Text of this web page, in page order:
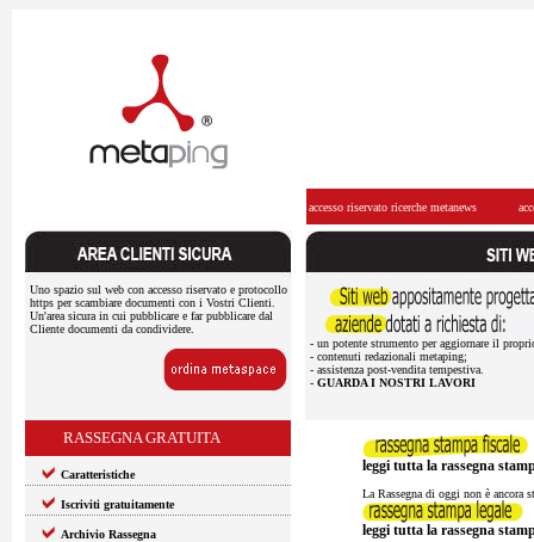
accesso riservato ricerche metanews
Uno spazio sul web con accesso riservato e protocollo
https per scambiare documenti con i Vostri Clienti.
Un'area sicura in cui pubblicare e far pubblicare dal
Cliente documenti da condividere.
- un potente strumento per aggiornare il
- contenuti redazionali metaping;
- assistenza post-vendita tempestiva.
- GUARDA I NOSTRI LAVORI
RASSEGNA GRATUITA
Caratteristiche
Iscriviti gratuitamente
Archivio Rassegna
leggi tutta la rassegna
La Rassegna di oggi non è ancora
leggi tutta la rassegna